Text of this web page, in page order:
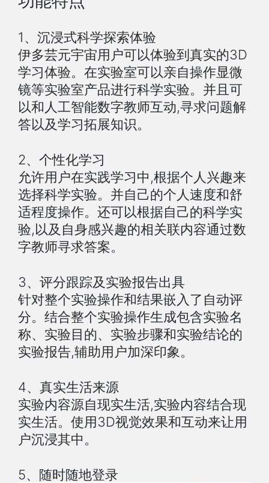
1、沉浸式科学探索体验
伊多芸元宇宙用户可以体验到真实的3D
学习体验。在实验室可以亲自操作显微
镜等实验室产品进行科学实验。并且可
以和人工智能数字教师互动,寻求问题解
答以及学习拓展知识。
2、个性化学习
允许用户在实践学习中,根据个人兴趣来
选择科学实验。并自己的个人速度和舒
适程度操作。还可以根据自己的科学实
验,以及自身感兴趣的相关联内容通过数
字教师寻求答案。
3、评分跟踪及实验报告出具
针对整个实验操作和结果嵌入了自动评
分。结合整个实验操作生成包含实验名
称、实验目的、实验步骤和实验结论的
实验报告,辅助用户加深印象。
4、真实生活来源
实验内容源自现实生活,实验内容结合现
实生活。使用3D视觉效果和互动来让用
户沉浸其中。
5、随时随地登录